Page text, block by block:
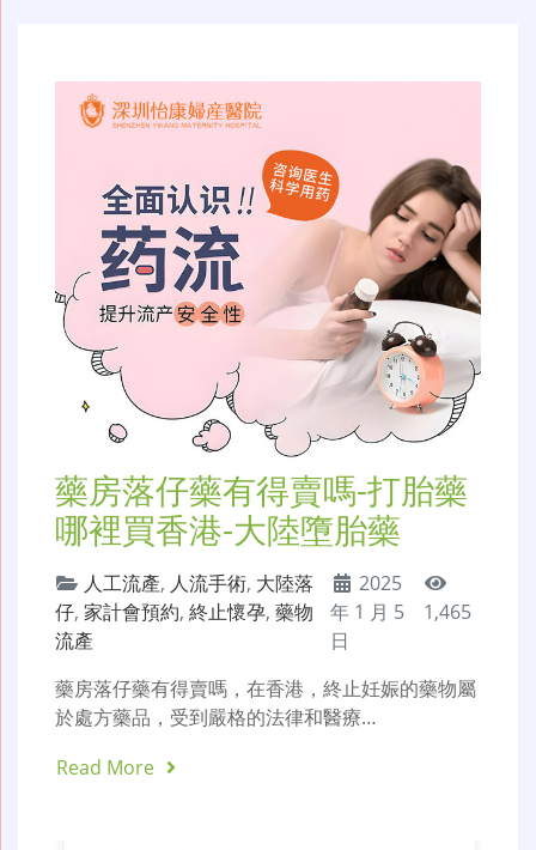
藥房落仔藥有得賣嗎-打胎藥
哪裡買香港-大陸墮胎藥
人工流產, 人流手術, 大陸落
仔, 家計會預約, 終止懷孕, 藥物
流產
2025
年 1 月 5
日
1,465
藥房落仔藥有得賣嗎，在香港，終止妊娠的藥物屬
於處方藥品，受到嚴格的法律和醫療…
Read More